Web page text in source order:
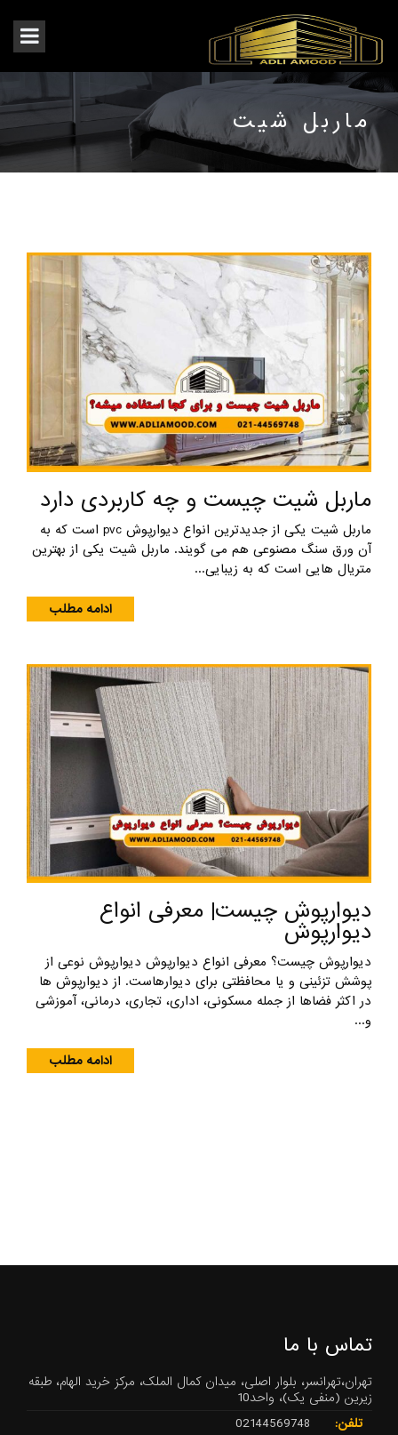
ماربل شیت
ماربل شیت چیست و چه کاربردی دارد
ماربل شیت یکی از جدیدترین انواع دیوارپوش pvc است که به
آن ورق سنگ مصنوعی هم می گویند. ماربل شیت یکی از بهترین
متریال هایی است که به زیبایی...
ادامه مطلب
دیوارپوش چیست| معرفی انواع
دیوارپوش
دیوارپوش چیست؟ معرفی انواع دیوارپوش دیوارپوش نوعی از
پوشش تزئینی و یا محافظتی برای دیوارهاست. از دیوارپوش ها
در اکثر فضاها از جمله مسکونی، اداری، تجاری، درمانی، آموزشی
و...
ادامه مطلب
تماس با ما
تهران،تهرانسر، بلوار اصلی، میدان کمال الملک، مرکز خرید الهام، طبقه
زیرین (منفی یک)، واحد10
تلفن:
02144569748